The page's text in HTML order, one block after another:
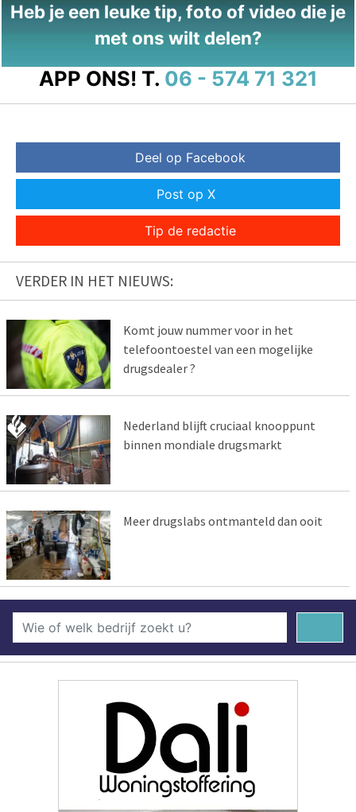
Heb je een leuke tip, foto of video die je
met ons wilt delen?
APP ONS! T. 06 - 574 71 321
Deel op Facebook
Post op X
Tip de redactie
VERDER IN HET NIEUWS:
Komt jouw nummer voor in het
telefoontoestel van een mogelijke
drugsdealer ?
Nederland blijft cruciaal knooppunt
binnen mondiale drugsmarkt
Meer drugslabs ontmanteld dan ooit